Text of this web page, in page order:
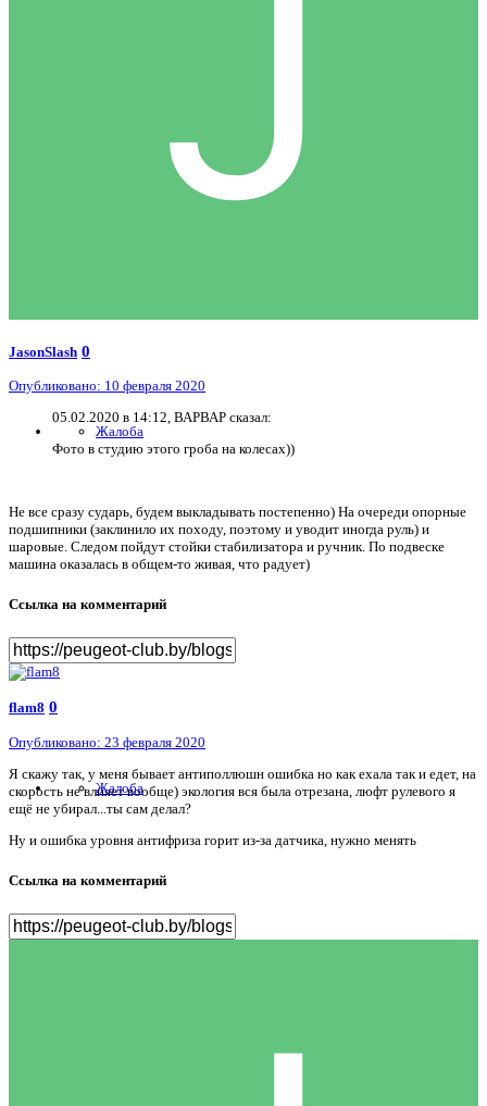
JasonSlash 0
Опубликовано: 10 февраля 2020
Жалоба
05.02.2020 в 14:12, ВАРВАР сказал:
Фото в студию этого гроба на колесах))
Не все сразу сударь, будем выкладывать постепенно) На очереди опорные
подшипники (заклинило их походу, поэтому и уводит иногда руль) и
шаровые. Следом пойдут стойки стабилизатора и ручник. По подвеске
машина оказалась в общем-то живая, что радует)
Ссылка на комментарий
flam8 0
Опубликовано: 23 февраля 2020
Жалоба
Я скажу так, у меня бывает антиполлюшн ошибка но как ехала так и едет, на
скорость не влияет вообще) экология вся была отрезана, люфт рулевого я
ещё не убирал...ты сам делал?
Ну и ошибка уровня антифриза горит из-за датчика, нужно менять
Ссылка на комментарий